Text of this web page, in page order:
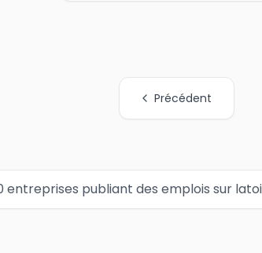
Précédent
entreprises publiant des emplois sur